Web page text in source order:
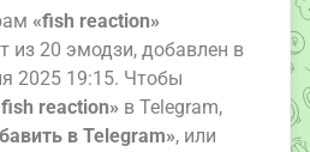
«fish reaction»
из 20 эмодзи, добавлен в
2025 19:15. Чтобы
reaction» в Telegram,
в Telegram», или